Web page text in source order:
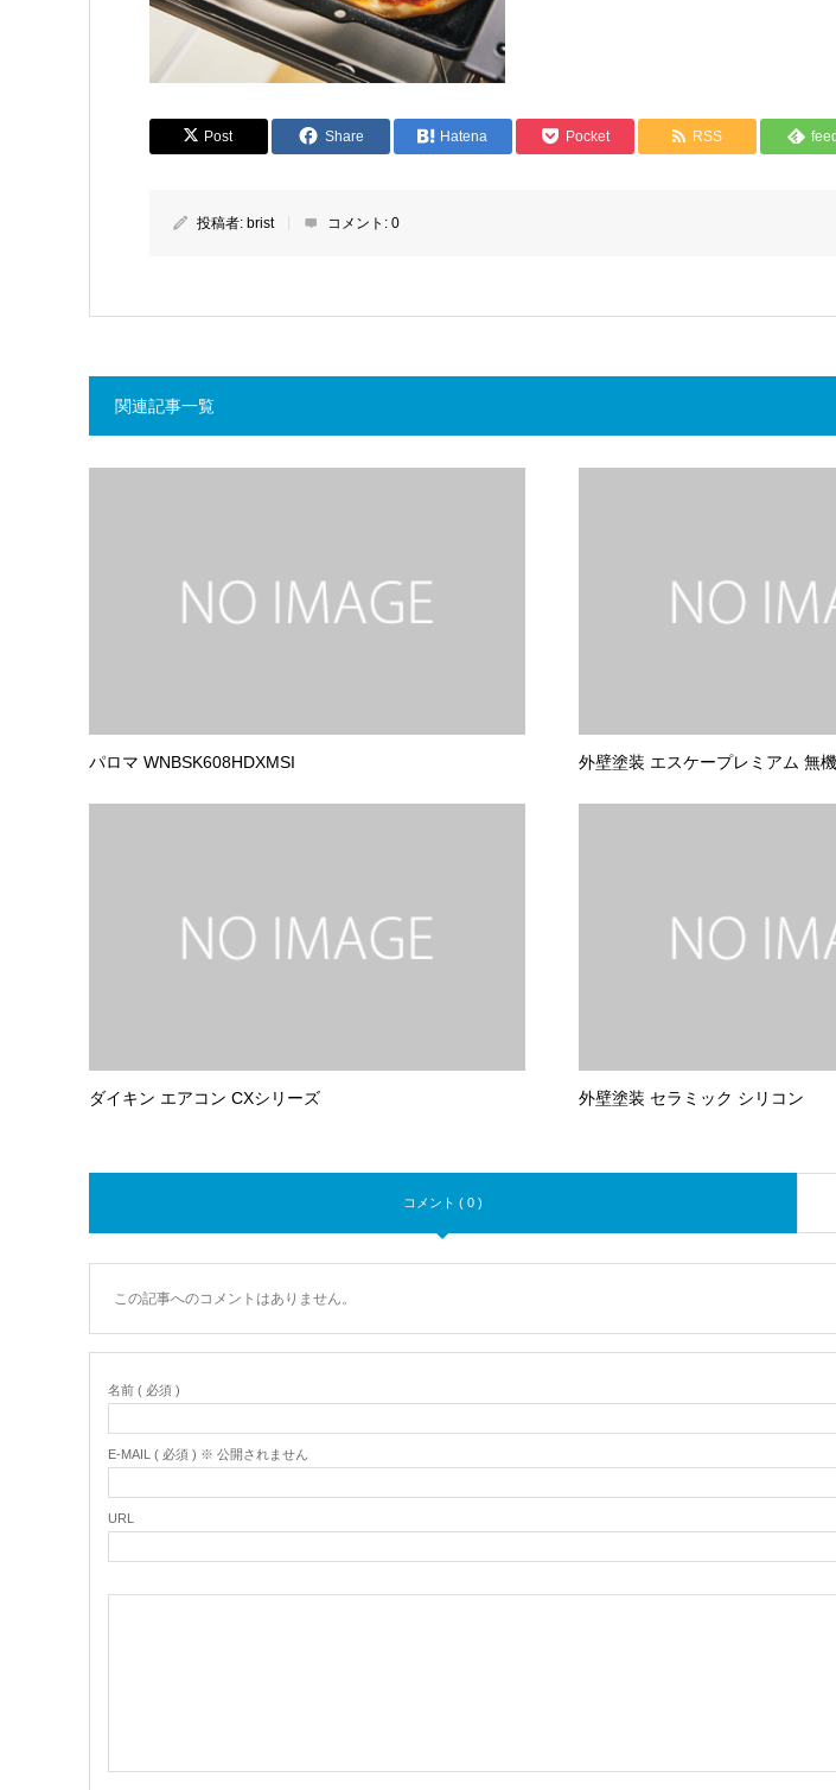
Post Share Hatena Pocket RSS
投稿者: brist コメント: 0
関連記事一覧
パロマ WNBSK608HDXMSI 外壁塗装 エスケープレミアム 無
ダイキン エアコン CXシリーズ 外壁塗装 セラミック シリコン
コメント ( 0 )
この記事へのコメントはありません。
名前 ( 必須 )
E-MAIL ( 必須 ) ※ 公開されません
URL